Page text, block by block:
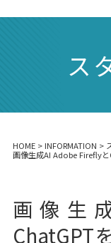
ス
HOME> INFORMATION >
画像生
ChatGPT